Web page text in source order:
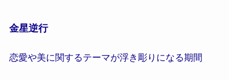
金星逆行
恋愛や美に関するテーマが浮き彫りになる期間